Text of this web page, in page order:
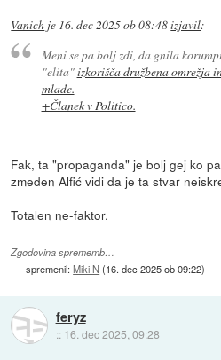
Vanich je 16. dec 2025 ob 08:48izjavil:
Meni se pa bolj zdi, da gnila
"elita"izkorišča družbena omrežja
mlade.
+Članek v Politico.
Fak, ta "propaganda" je bolj gej ko
zmeden Alfić vidi da je ta stvar
Totalen ne-faktor.
Zgodovina sprememb…
spremenil:Miki N(16. dec 2025 ob 09:22)
feryz
:: 16. dec 2025, 09:28